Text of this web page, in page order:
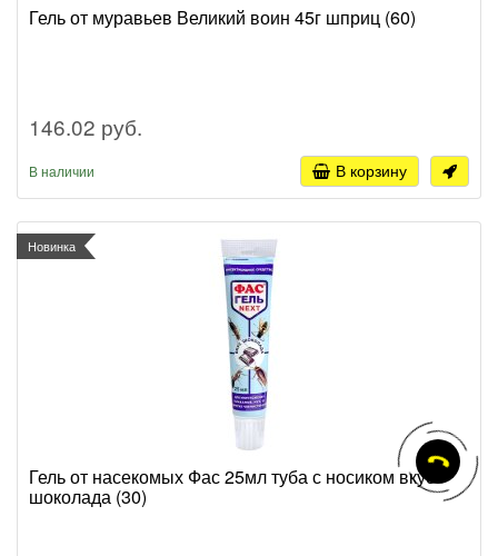
Гель от муравьев Великий воин 45г шприц (60)
146.02 руб.
В наличии В корзину
Новинка
Гель от насекомых Фас 25мл туба с носиком вкус
шоколада (30)